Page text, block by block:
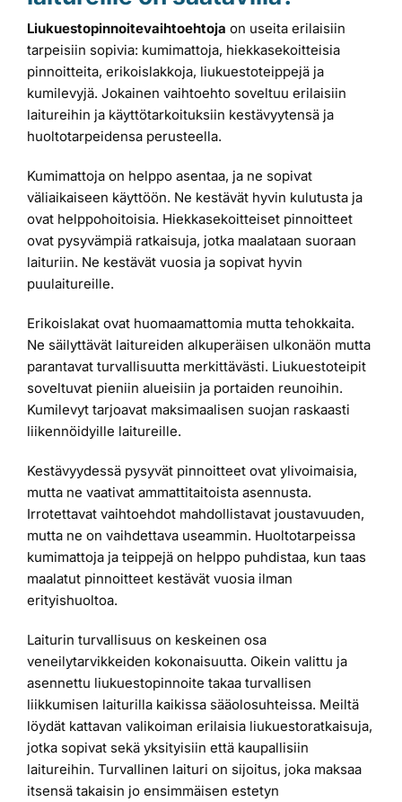
Liukuestopinnoitevaihtoehtoja on useita erilaisiin
tarpeisiin sopivia: kumimattoja, hiekkasekoitteisia
pinnoitteita, erikoislakkoja, liukuestoteippejä ja
kumilevyjä. Jokainen vaihtoehto soveltuu erilaisiin
laitureihin ja käyttötarkoituksiin kestävyytensä ja
huoltotarpeidensa perusteella.
Kumimattoja on helppo asentaa, ja ne sopivat
väliaikaiseen käyttöön. Ne kestävät hyvin kulutusta ja
ovat helppohoitoisia. Hiekkasekoitteiset pinnoitteet
ovat pysyvämpiä ratkaisuja, jotka maalataan suoraan
laituriin. Ne kestävät vuosia ja sopivat hyvin
puulaitureille.
Erikoislakat ovat huomaamattomia mutta tehokkaita.
Ne säilyttävät laitureiden alkuperäisen ulkonäön mutta
parantavat turvallisuutta merkittävästi. Liukuestoteipit
soveltuvat pieniin alueisiin ja portaiden reunoihin.
Kumilevyt tarjoavat maksimaalisen suojan raskaasti
liikennöidyille laitureille.
Kestävyydessä pysyvät pinnoitteet ovat ylivoimaisia,
mutta ne vaativat ammattitaitoista asennusta.
Irrotettavat vaihtoehdot mahdollistavat joustavuuden,
mutta ne on vaihdettava useammin. Huoltotarpeissa
kumimattoja ja teippejä on helppo puhdistaa, kun taas
maalatut pinnoitteet kestävät vuosia ilman
erityishuoltoa.
Laiturin turvallisuus on keskeinen osa
veneilytarvikkeiden kokonaisuutta. Oikein valittu ja
asennettu liukuestopinnoite takaa turvallisen
liikkumisen laiturilla kaikissa sääolosuhteissa. Meiltä
löydät kattavan valikoiman erilaisia liukuestoratkaisuja,
jotka sopivat sekä yksityisiin että kaupallisiin
laitureihin. Turvallinen laituri on sijoitus, joka maksaa
itsensä takaisin jo ensimmäisen estetyn